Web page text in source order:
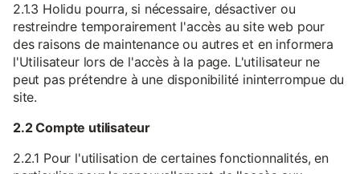
2.1.3 Holidu pourra, si nécessaire, désactiver ou
restreindre temporairement l'accès au site web pour
des raisons de maintenance ou autres et en informera
l'Utilisateur lors de l'accès à la page. L'utilisateur ne
peut pas prétendre à une disponibilité ininterrompue du
site.
2.2 Compte utilisateur
2.2.1 Pour l'utilisation de certaines fonctionnalités, en